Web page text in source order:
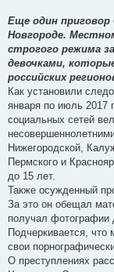
Еще один приговор
Новгороде.
строгого режима за
девочками,
российских
Как установили
января по июль 2017
социальных сетей
Нижегородской,
Пермского и
до 15 лет.
Также осужденный
За это он обещал
получал фотографии
Подчеркивается,
свои
О преступлениях